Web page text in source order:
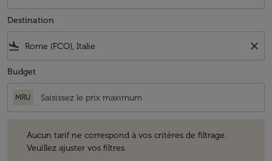
Destination
flight_land close
Budget
MRU
Aucun tarif ne correspond à vos critères de filtrage.
Veuillez ajuster vos filtres.